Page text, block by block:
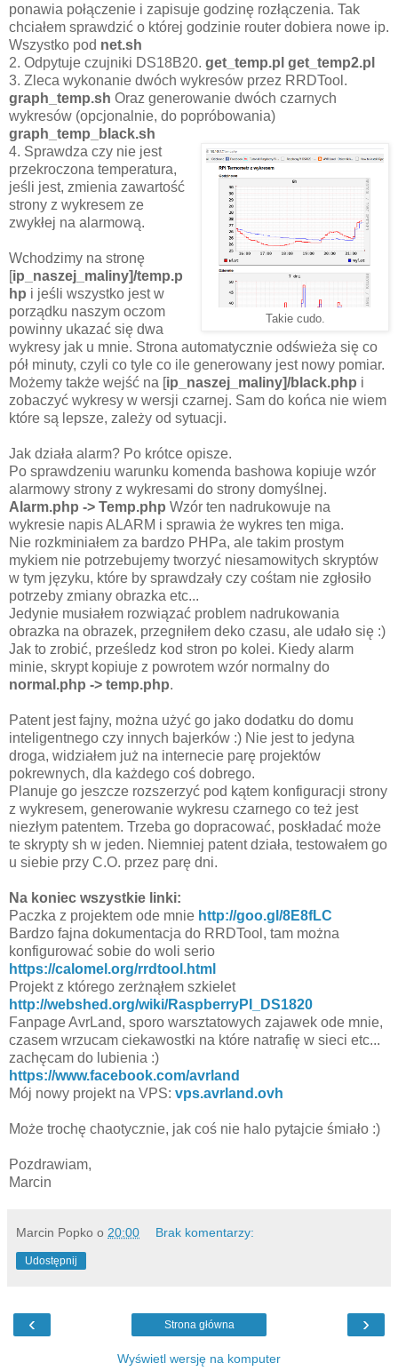
ponawia połączenie i zapisuje godzinę rozłączenia. Tak
chciałem sprawdzić o której godzinie router dobiera nowe ip.
Wszystko pod net.sh
2. Odpytuje czujniki DS18B20. get_temp.pl get_temp2.pl
3. Zleca wykonanie dwóch wykresów przez RRDTool.
graph_temp.sh Oraz generowanie dwóch czarnych
wykresów (opcjonalnie, do popróbowania)
graph_temp_black.sh
Takie cudo.
4. Sprawdza czy nie jest
przekroczona temperatura,
jeśli jest, zmienia zawartość
strony z wykresem ze
zwykłej na alarmową.
Wchodzimy na stronę
[ip_naszej_maliny]/temp.p
hp i jeśli wszystko jest w
porządku naszym oczom
powinny ukazać się dwa
wykresy jak u mnie. Strona automatycznie odświeża się co
pół minuty, czyli co tyle co ile generowany jest nowy pomiar.
Możemy także wejść na [ip_naszej_maliny]/black.php i
zobaczyć wykresy w wersji czarnej. Sam do końca nie wiem
które są lepsze, zależy od sytuacji.
Jak działa alarm? Po krótce opisze.
Po sprawdzeniu warunku komenda bashowa kopiuje wzór
alarmowy strony z wykresami do strony domyślnej.
Alarm.php -> Temp.php Wzór ten nadrukowuje na
wykresie napis ALARM i sprawia że wykres ten miga.
Nie rozkminiałem za bardzo PHPa, ale takim prostym
mykiem nie potrzebujemy tworzyć niesamowitych skryptów
w tym języku, które by sprawdzały czy cośtam nie zgłosiło
potrzeby zmiany obrazka etc...
Jedynie musiałem rozwiązać problem nadrukowania
obrazka na obrazek, przegniłem deko czasu, ale udało się :)
Jak to zrobić, prześledz kod stron po kolei. Kiedy alarm
minie, skrypt kopiuje z powrotem wzór normalny do
normal.php -> temp.php.
Patent jest fajny, można użyć go jako dodatku do domu
inteligentnego czy innych bajerków :) Nie jest to jedyna
droga, widziałem już na internecie parę projektów
pokrewnych, dla każdego coś dobrego.
Planuje go jeszcze rozszerzyć pod kątem konfiguracji strony
z wykresem, generowanie wykresu czarnego co też jest
niezłym patentem. Trzeba go dopracować, poskładać może
te skrypty sh w jeden. Niemniej patent działa, testowałem go
u siebie przy C.O. przez parę dni.
Na koniec wszystkie linki:
Paczka z projektem ode mnie http://goo.gl/8E8fLC
Bardzo fajna dokumentacja do RRDTool, tam można
konfigurować sobie do woli serio
https://calomel.org/rrdtool.html
Projekt z którego zerżnąłem szkielet
http://webshed.org/wiki/RaspberryPI_DS1820
Fanpage AvrLand, sporo warsztatowych zajawek ode mnie,
czasem wrzucam ciekawostki na które natrafię w sieci etc...
zachęcam do lubienia :)
https://www.facebook.com/avrland
Mój nowy projekt na VPS: vps.avrland.ovh
Może trochę chaotycznie, jak coś nie halo pytajcie śmiało :)
Pozdrawiam,
Marcin
Marcin Popko o 20:00 Brak komentarzy:
Udostępnij
‹ ›
Strona główna
Wyświetl wersję na komputer